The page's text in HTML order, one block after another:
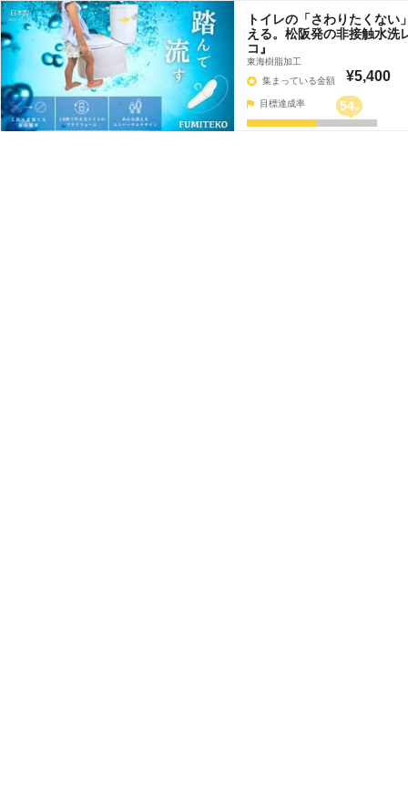
トイレの「さわりたくない
える。松阪発の非接触水洗
コ』
東海樹脂加工
集まっている金額
¥5,400
目標達成率 54%